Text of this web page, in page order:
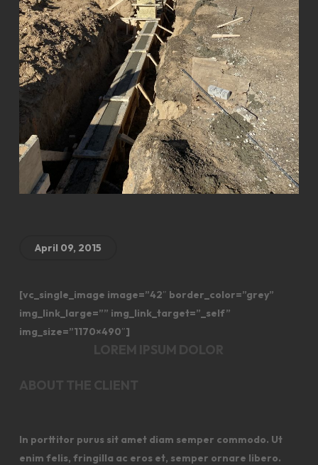
April 09, 2015
[vc_single_image image=”42″ border_color=”grey”
img_link_large=”” img_link_target=”_self”
img_size=”1170×490″]
LOREM IPSUM DOLOR
ABOUT THE CLIENT
In porttitor purus sit amet diam semper commodo. Ut
enim felis, fringilla ac eros et, semper ornare libero.